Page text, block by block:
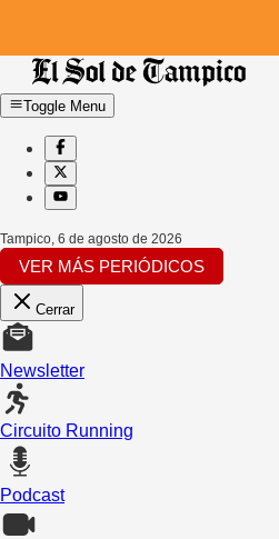
Toggle Menu
Tampico, 6 de agosto de 2026
VER MÁS PERIÓDICOS
Cerrar
Newsletter
Circuito Running
Podcast